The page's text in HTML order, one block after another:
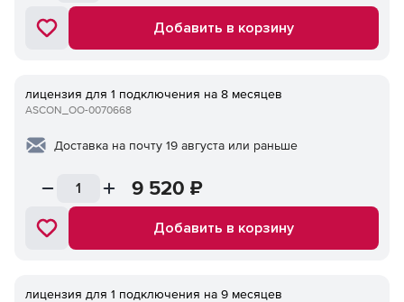
Добавить в корзину
лицензия для 1 подключения на 8 месяцев
ASCON_ОО-0070668
Доставка на почту 19 августа или раньше
9 520 ₽
Добавить в корзину
лицензия для 1 подключения на 9 месяцев